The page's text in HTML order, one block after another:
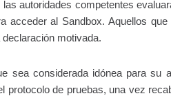
las autoridades competentes
acceder al Sandbox. Aquellos
declaración motivada.
sea considerada idónea para
protocolo de pruebas, una vez